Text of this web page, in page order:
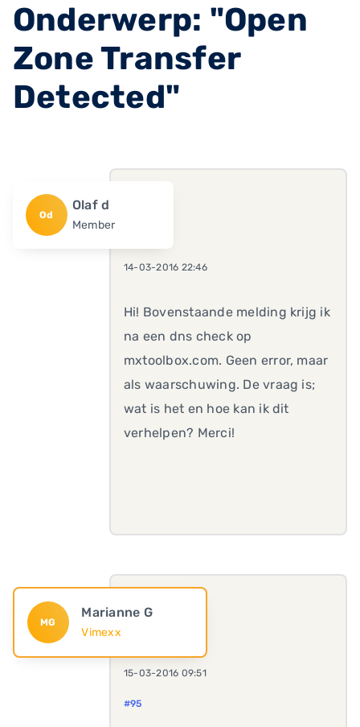
Onderwerp: "Open
Zone Transfer
Detected"
Od
Olaf d
Member
14-03-2016 22:46
Hi! Bovenstaande melding krijg ik
na een dns check op
mxtoolbox.com. Geen error, maar
als waarschuwing. De vraag is;
wat is het en hoe kan ik dit
verhelpen? Merci!
MG
Marianne G
Vimexx
15-03-2016 09:51
#95